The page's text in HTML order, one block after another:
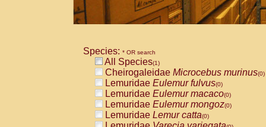
Species: * OR search
All Species(1)
Cheirogaleidae Microcebus murinus(0)
Lemuridae Eulemur fulvus(0)
Lemuridae Eulemur macaco(0)
Lemuridae Eulemur mongoz(0)
Lemuridae Lemur catta(0)